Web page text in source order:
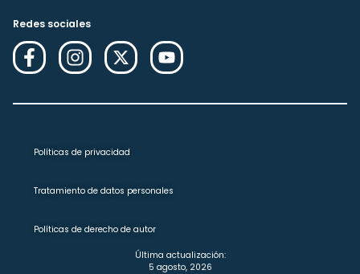
Redes sociales
Políticas de privacidad
Tratamiento de datos personales
Políticas de derecho de autor
Última actualización:
5 agosto, 2026